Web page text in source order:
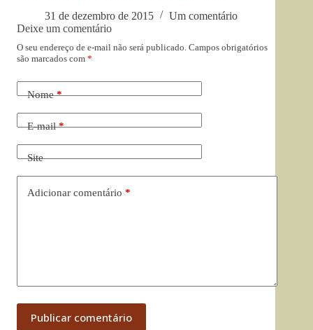
31 de dezembro de 2015
Um comentário
Deixe um comentário
O seu endereço de e-mail não será publicado. Campos obrigatórios
são marcados com *
Nome*
E-mail*
Site
Adicionar comentário *
Publicar comentário